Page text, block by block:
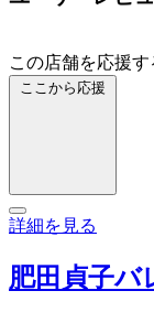
この店舗を応援す
ここから応援
詳細を見る
肥田貞子バ